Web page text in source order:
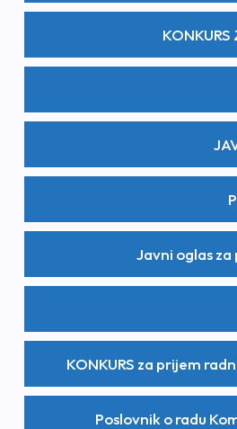
Javni oglas
KONKURS za prijem
Poslovnik o radu